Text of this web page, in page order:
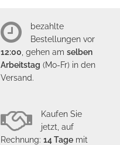
bezahlte
Bestellungen vor
12:00 , gehen am selben
Arbeitstag (Mo-Fr) in den
Versand.
Kaufen Sie
jetzt, auf
Rechnung: 14 Tage mit